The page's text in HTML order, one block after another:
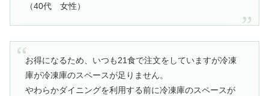
（40代 女性）
お得になるため、いつも21食で注文をしていますが冷凍
庫が冷凍庫のスペースが足りません。
やわらかダイニングを利用する前に冷凍庫のスペースが